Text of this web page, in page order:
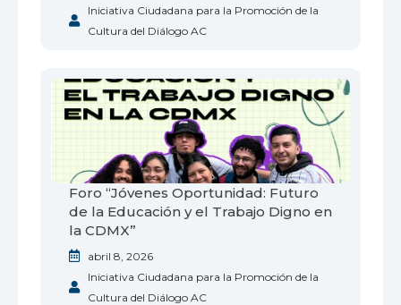
Iniciativa Ciudadana para la Promoción de la
Cultura del Diálogo AC
Foro “Jóvenes Oportunidad: Futuro
de la Educación y el Trabajo Digno en
la CDMX”
abril 8, 2026
Iniciativa Ciudadana para la Promoción de la
Cultura del Diálogo AC